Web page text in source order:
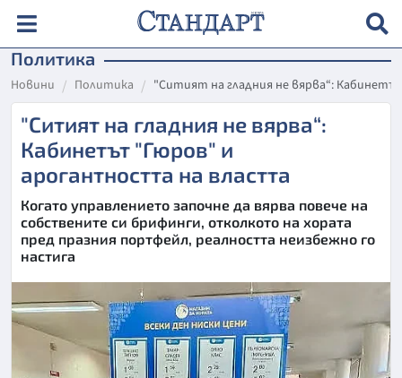
Политика
Новини Политика "Ситият на гладния не вярва“:
"Ситият на гладния не вярва“:
Кабинетът "Гюров" и
арогантността на властта
Когато управлението започне да вярва повече на
собствените си брифинги, отколкото на хората
пред празния портфейл, реалността неизбежно го
настига